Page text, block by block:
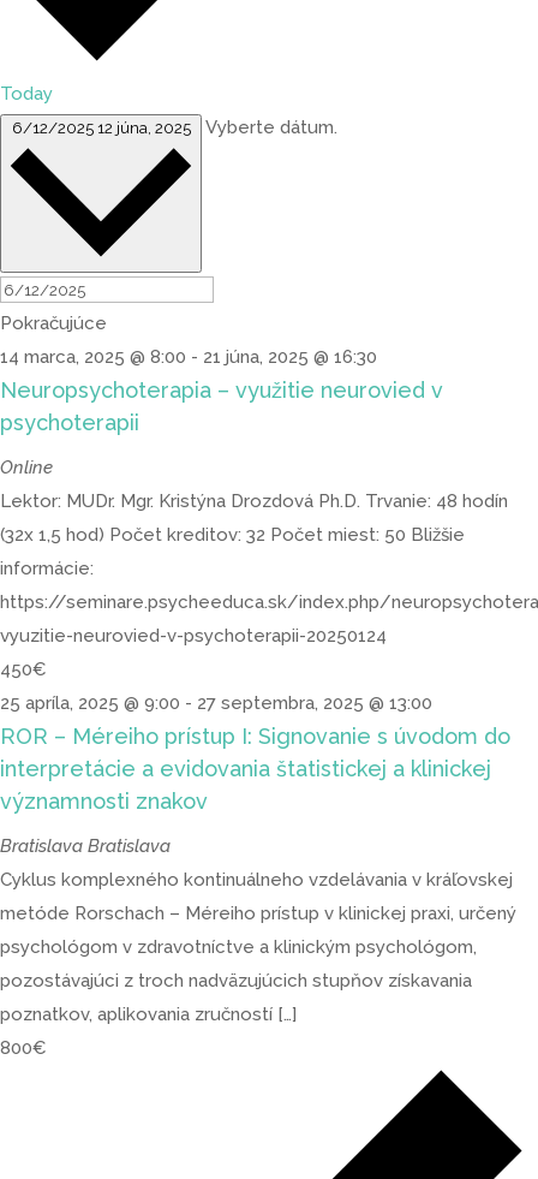
Today
6/12/202512 júna, 2025 Vyberte dátum.
Pokračujúce
14 marca, 2025 @ 8:00 - 21 júna, 2025 @ 16:30
Neuropsychoterapia – využitie neurovied v
psychoterapii
Online
Lektor: MUDr. Mgr. Kristýna Drozdová Ph.D. Trvanie: 48 hodín
(32x 1,5 hod) Počet kreditov: 32 Počet miest: 50 Bližšie
informácie:
https://seminare.psycheeduca.sk/index.php/
vyuzitie-neurovied-v-psychoterapii-20250124
450€
25 apríla, 2025 @ 9:00 - 27 septembra, 2025 @ 13:00
ROR – Méreiho prístup I: Signovanie s úvodom do
interpretácie a evidovania štatistickej a klinickej
významnosti znakov
Bratislava Bratislava
Cyklus komplexného kontinuálneho vzdelávania v kráľovskej
metóde Rorschach – Méreiho prístup v klinickej praxi, určený
psychológom v zdravotníctve a klinickým psychológom,
pozostávajúci z troch nadväzujúcich stupňov získavania
poznatkov, aplikovania zručností […]
800€